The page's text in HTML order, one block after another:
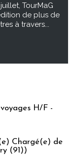
TourMaG
de plus de
à travers...
H/F -
Chargé(e) de
(91))